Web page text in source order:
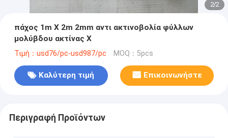
2/2
πάχος 1m X 2m 2mm αντι ακτινοβολία φύλλων
μολύβδου ακτίνας X
Τιμή：usd76/pc-usd987/pc MOQ：5pcs
Καλύτερη τιμή Επικοινωνήστε
Περιγραφή Προϊόντων